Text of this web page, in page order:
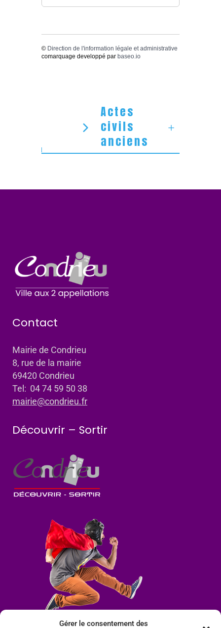
Gérer le consentement des
© Direction de l'information légale et administrative
comarquage developpé par baseo.io
Actes
civils
anciens
Contact
Mairie de Condrieu
8, rue de la mairie
69420 Condrieu
Tel: 04 74 59 50 38
mairie@condrieu.fr
Découvrir – Sortir